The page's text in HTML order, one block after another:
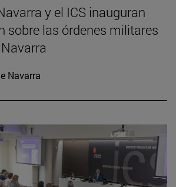
y el ICS inauguran
sobre las órdenes militares
Navarra